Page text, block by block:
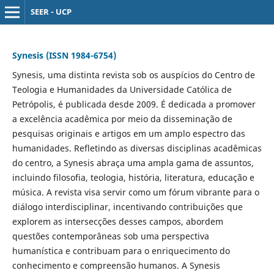
SEER - UCP
Synesis (ISSN 1984-6754)
Synesis, uma distinta revista sob os auspícios do Centro de
Teologia e Humanidades da Universidade Católica de
Petrópolis, é publicada desde 2009. É dedicada a promover
a excelência acadêmica por meio da disseminação de
pesquisas originais e artigos em um amplo espectro das
humanidades. Refletindo as diversas disciplinas acadêmicas
do centro, a Synesis abraça uma ampla gama de assuntos,
incluindo filosofia, teologia, história, literatura, educação e
música. A revista visa servir como um fórum vibrante para o
diálogo interdisciplinar, incentivando contribuições que
explorem as intersecções desses campos, abordem
questões contemporâneas sob uma perspectiva
humanística e contribuam para o enriquecimento do
conhecimento e compreensão humanos. A Synesis